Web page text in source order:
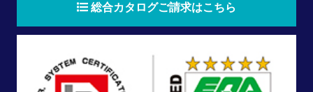
総合カタログご請求はこちら